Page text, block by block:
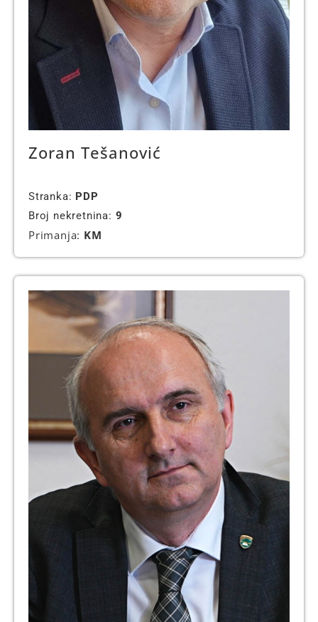
Zoran Tešanović
Stranka: PDP
Broj nekretnina: 9
Primanja: KM